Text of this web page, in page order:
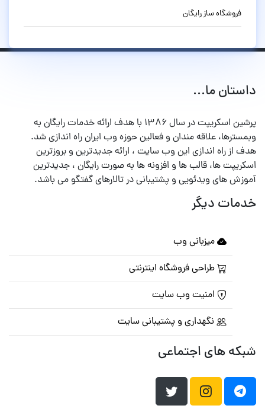
فروشگاه ساز رایگان
داستان ما...
پرشین اسکریپت در سال ۱۳۸۶ با هدف ارائه خدمات رایگان به
وبمسترها، علاقه مندان و فعالین حوزه وب ایران راه اندازی شد.
هدف از راه اندازی این وب سایت ، ارائه جدیدترین و بروزترین
اسکریپت ها، قالب ها و افزونه ها به صورت رایگان ، جدیدترین
آموزش های ویدئویی و پشتیبانی در تالارهای گفتگو می باشد.
خدمات دیگر
میزبانی وب
طراحی فروشگاه اینترنتی
امنیت وب سایت
نگهداری و پشتیبانی سایت
شبکه های اجتماعی